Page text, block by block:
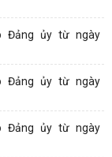
Đảng ủy từ ngày
Đảng ủy từ ngày
Đảng ủy từ ngày